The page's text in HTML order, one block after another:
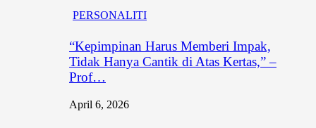
PERSONALITI
“Kepimpinan Harus Memberi Impak,
Tidak Hanya Cantik di Atas Kertas,” –
Prof…
April 6, 2026